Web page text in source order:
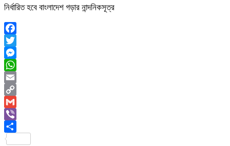
নির্ধারিত হবে বাংলাদেশ গড়ার নান্দনিকসূত্র
Facebook
Twitter
Messenger
WhatsApp
Email
Copy
Link
Gmail
Viber